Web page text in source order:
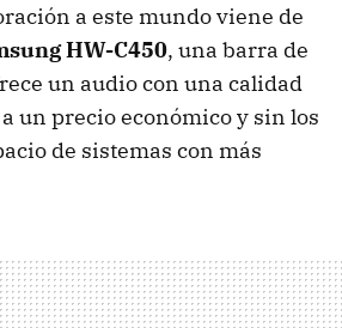
a este mundo viene de
HW-C450, una barra de
un audio con una calidad
un precio económico y sin los
de sistemas con más